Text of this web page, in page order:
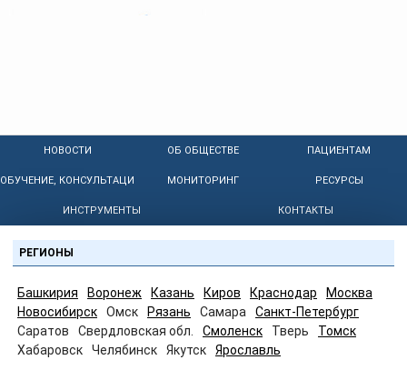
НОВОСТИ ОБ ОБЩЕСТВЕ ПАЦИЕНТАМ
ОБУЧЕНИЕ, КОНСУЛЬТАЦИИ МОНИТОРИНГ РЕСУРСЫ
ИНСТРУМЕНТЫ КОНТАКТЫ
РЕГИОНЫ
Башкирия Воронеж Казань Киров Краснодар
Москва
Новосибирск
Омск Рязань Самара
Санкт-Петербург
Саратов
Свердловская обл. Смоленск Тверь
Томск
Хабаровск
Челябинск Якутск Ярославль